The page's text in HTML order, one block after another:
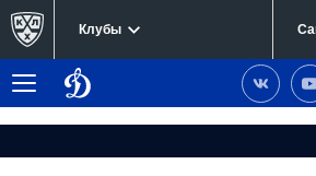
Клубы
Меню
Динамо
Москва
Наша
группа